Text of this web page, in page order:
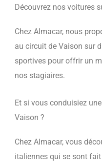
Découvrez nos voitures
Chez Almacar, nous
au circuit de Vaison sur
sportives pour offrir un
nos stagiaires.
Et si vous conduisiez
Vaison ?
Chez Almacar, vous
italiennes qui se sont